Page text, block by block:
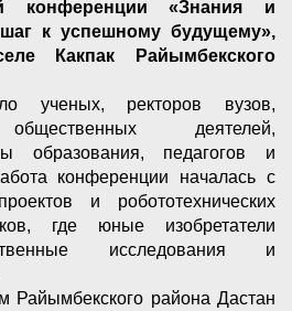
конференции «Знания и
к успешному будущему»,
Какпак Райымбекского
ученых, ректоров вузов,
деятелей,
образования, педагогов и
конференции началась с
и робототехнических
где юные изобретатели
исследования и
Райымбекского района Дастан